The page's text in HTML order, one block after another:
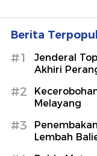
Berita
#1
Jenderal
Akhiri
#2
Melayang
#3
Lembah